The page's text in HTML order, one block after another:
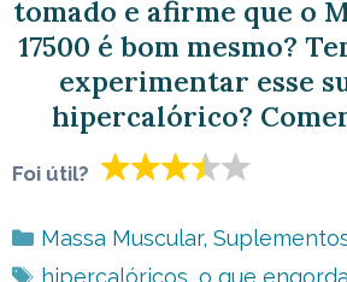
tomado e afirme que o
17500 é bom mesmo?
experimentar esse
hipercalórico?
Foi útil?
Categorias
Massa Muscular,
Tags